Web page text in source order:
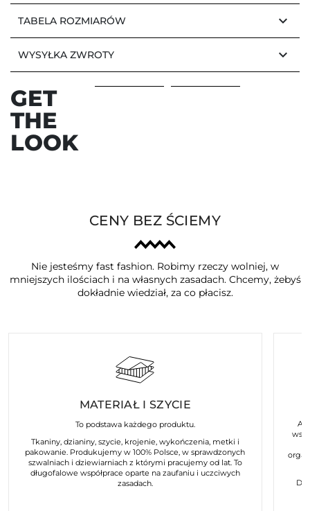
TABELA ROZMIARÓW keyboard_arrow_down
WYSYŁKA ZWROTY keyboard_arrow_down
GET
THE
LOOK
CENY BEZ ŚCIEMY
Nie jesteśmy fast fashion. Robimy rzeczy wolniej, w
mniejszych ilościach i na własnych zasadach. Chcemy, żebyś
dokładnie wiedział, za co płacisz.
MATERIAŁ I SZYCIE
To podstawa każdego produktu.
Tkaniny, dzianiny, szycie, krojenie, wykończenia, metki i
pakowanie. Produkujemy w 100% Polsce, w sprawdzonych
szwalniach i dziewiarniach z którymi pracujemy od lat. To
długofalowe współprace oparte na zaufaniu i uczciwych
zasadach.